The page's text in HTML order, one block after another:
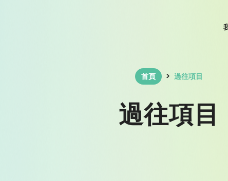
首頁 過往項目
過往項目